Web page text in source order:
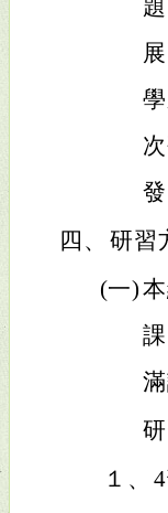
四、 研習
(一)
１、